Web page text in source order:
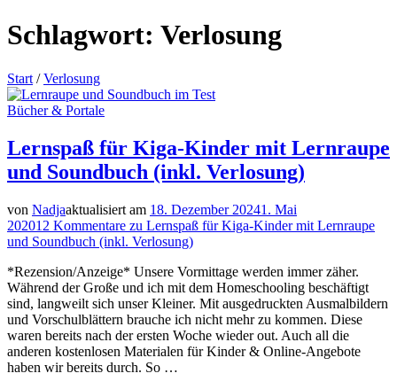
Schlagwort: Verlosung
Start / Verlosung
Bücher & Portale
Lernspaß für Kiga-Kinder mit Lernraupe
und Soundbuch (inkl. Verlosung)
von Nadjaaktualisiert am 18. Dezember 20241. Mai
202012 Kommentare zu Lernspaß für Kiga-Kinder mit Lernraupe
und Soundbuch (inkl. Verlosung)
*Rezension/Anzeige* Unsere Vormittage werden immer zäher.
Während der Große und ich mit dem Homeschooling beschäftigt
sind, langweilt sich unser Kleiner. Mit ausgedruckten Ausmalbildern
und Vorschulblättern brauche ich nicht mehr zu kommen. Diese
waren bereits nach der ersten Woche wieder out. Auch all die
anderen kostenlosen Materialen für Kinder & Online-Angebote
haben wir bereits durch. So …